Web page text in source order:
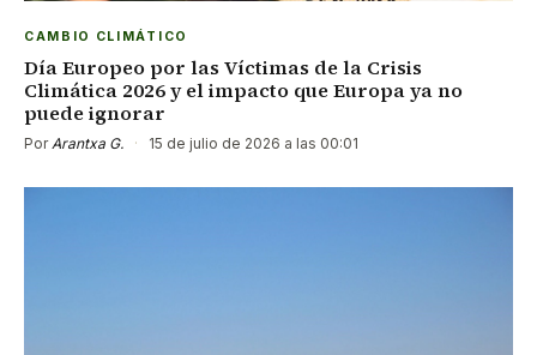
CAMBIO CLIMÁTICO
Día Europeo por las Víctimas de la Crisis
Climática 2026 y el impacto que Europa ya no
puede ignorar
Por Arantxa G. · 15 de julio de 2026 a las 00:01